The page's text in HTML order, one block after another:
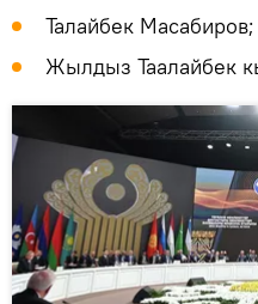
Талайбек Масабиров;
Жылдыз Таалайбек